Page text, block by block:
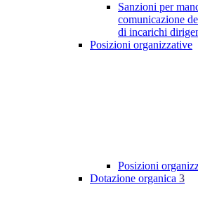
Sanzioni per
comunicazione
di incarichi
Posizioni organizzative
Posizioni
Dotazione organica 3